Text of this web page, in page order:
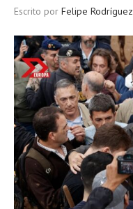
Escrito por Felipe Rodríguez